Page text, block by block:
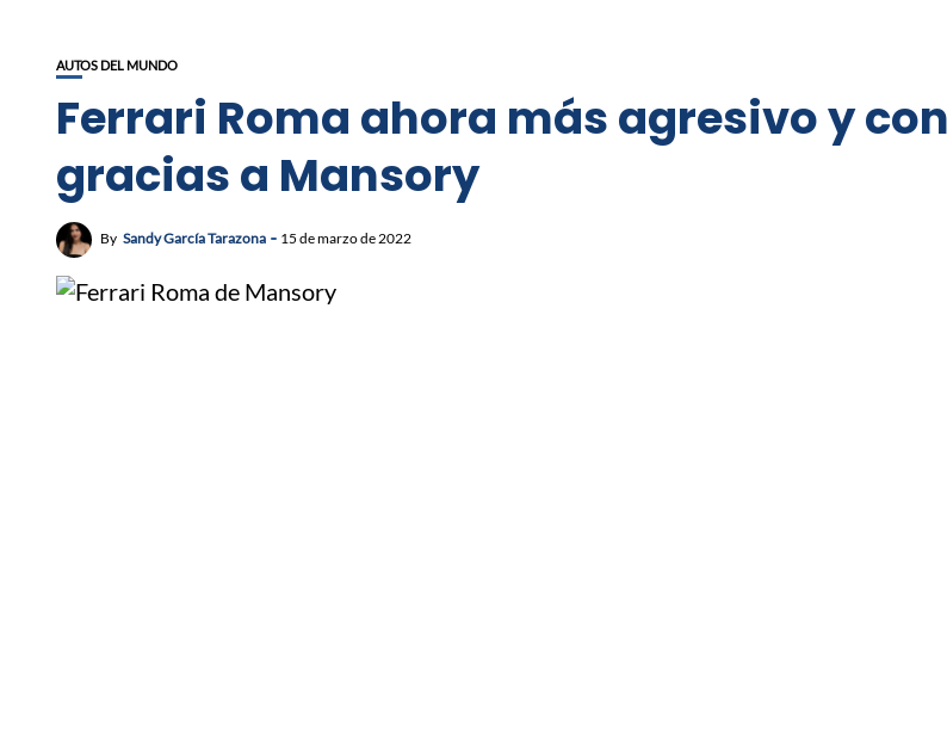
AUTOS DEL MUNDO
Ferrari Roma ahora más agresivo y
gracias a Mansory
By Sandy García Tarazona 15 de marzo de 2022